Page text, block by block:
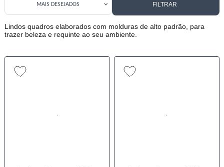
FILTRAR
MAIS DESEJADOS
Lindos quadros elaborados com molduras de alto padrão, para
trazer beleza e requinte ao seu ambiente.